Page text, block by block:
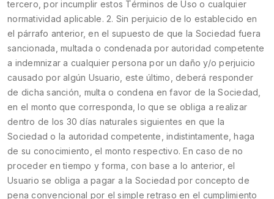
tercero, por incumplir estos Términos de Uso o cualquier
normatividad aplicable. 2. Sin perjuicio de lo establecido en
el párrafo anterior, en el supuesto de que la Sociedad fuera
sancionada, multada o condenada por autoridad competente
a indemnizar a cualquier persona por un daño y/o perjuicio
causado por algún Usuario, este último, deberá responder
de dicha sanción, multa o condena en favor de la Sociedad,
en el monto que corresponda, lo que se obliga a realizar
dentro de los 30 días naturales siguientes en que la
Sociedad o la autoridad competente, indistintamente, haga
de su conocimiento, el monto respectivo. En caso de no
proceder en tiempo y forma, con base a lo anterior, el
Usuario se obliga a pagar a la Sociedad por concepto de
pena convencional por el simple retraso en el cumplimiento